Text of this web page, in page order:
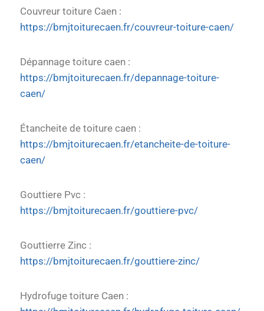
Couvreur toiture Caen :
https://bmjtoiturecaen.fr/couvreur-toiture-caen/
Dépannage toiture caen :
https://bmjtoiturecaen.fr/depannage-toiture-
caen/
Étancheite de toiture caen :
https://bmjtoiturecaen.fr/etancheite-de-toiture-
caen/
Gouttiere Pvc :
https://bmjtoiturecaen.fr/gouttiere-pvc/
Gouttierre Zinc :
https://bmjtoiturecaen.fr/gouttiere-zinc/
Hydrofuge toiture Caen :